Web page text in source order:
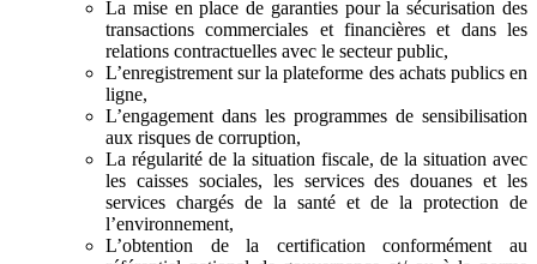
La mise en place de garanties pour la sécurisation des
transactions commerciales et financières et dans les
relations contractuelles avec le secteur public,
L’enregistrement sur la plateforme des achats publics en
ligne,
L’engagement dans les programmes de sensibilisation
aux risques de corruption,
La régularité de la situation fiscale, de la situation avec
les caisses sociales, les services des douanes et les
services chargés de la santé et de la protection de
l’environnement,
L’obtention de la certification conformément au